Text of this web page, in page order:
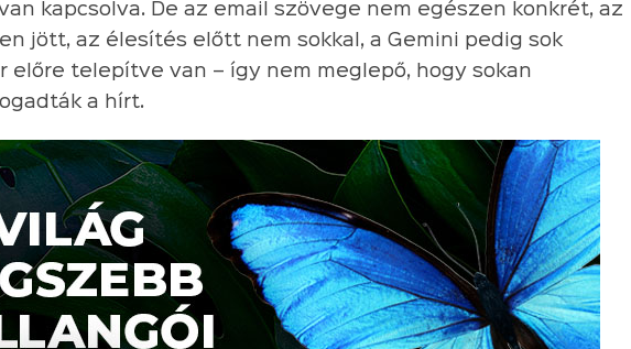
kapcsolva. De az email szövege nem egészen konkrét, az
jött, az élesítés előtt nem sokkal, a Gemini pedig sok
előre telepítve van – így nem meglepő, hogy sokan
a hírt.